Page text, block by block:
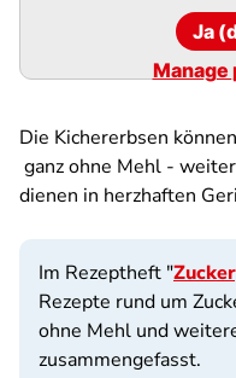
Ja
Die Kichererbsen
ganz ohne Mehl -
dienen in herzhaften
Im Rezeptheft "
Rezepte rund um
ohne Mehl und
zusammengefasst.